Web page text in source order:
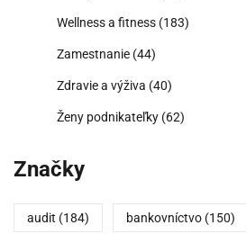
Wellness a fitness (183)
Zamestnanie (44)
Zdravie a výživa (40)
Ženy podnikateľky (62)
Značky
audit (184) bankovníctvo (150)